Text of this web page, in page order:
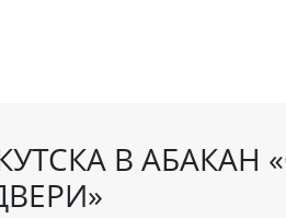
В АБАКАН